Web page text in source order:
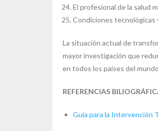
El profesional de la salud
Condiciones tecnológicas
La situación actual de
mayor investigación que
en todos los países del
REFERENCIAS
Guía para la Intervención